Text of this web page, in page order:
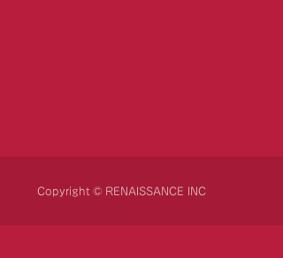
Copyright © RENAISSANCE INC